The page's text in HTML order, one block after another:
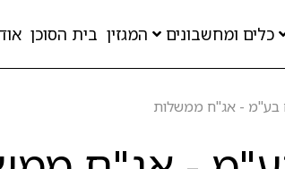
כלים ומחשבונים המגזין בית הסוכן
בע"מ - אג"ח ממשלות